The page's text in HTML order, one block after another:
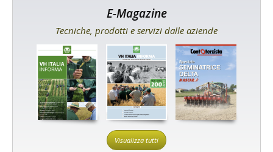
E-Magazine
Tecniche, prodotti e servizi dalle aziende
Visualizza tutti